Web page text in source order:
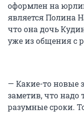
оформлен на
является Полина
что она дочь
уже из общения с
— Какие-то новые
заметив, что надо
разумные сроки.